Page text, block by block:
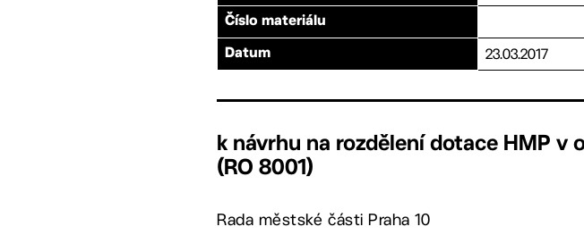
Číslo materiálu
Datum 23.03.2017
k návrhu na rozdělení dotace HMP v
(RO 8001)
Rada městské části Praha 10